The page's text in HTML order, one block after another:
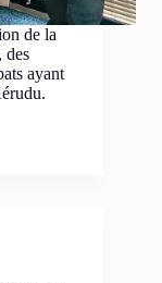
de la
des
ayant